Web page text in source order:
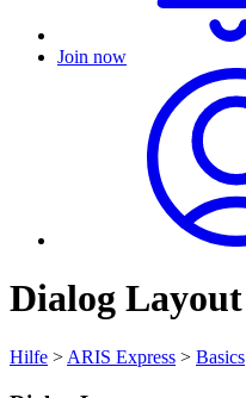
Join now
Dialog Layout
Hilfe > ARIS Express > Basics